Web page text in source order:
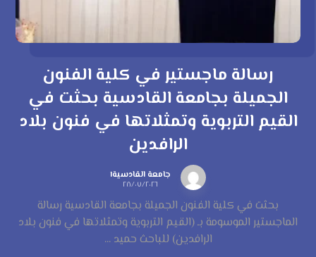
رسالة ماجستير في كلية الفنون
الجميلة بجامعة القادسية بحثت في
القيم التربوية وتمثلاتها في فنون بلاد
الرافدين
جامعة القادسية١
٢٨/٠٧/٢٠٢٦
بحثت في كلية الفنون الجميلة بجامعة القادسية رسالة
الماجستير الموسومة بـ (القيم التربوية وتمثلاتها في فنون بلاد
الرافدين) للباحث حميد ...